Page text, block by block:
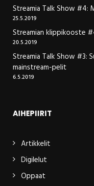
Streamia Talk Show #4:
25.5.2019
Streamian klippikooste
20.5.2019
Streamia Talk Show #3:
mainstream-pelit
6.5.2019
AIHEPIIRIT
Artikkelit
Digilelut
Oppaat